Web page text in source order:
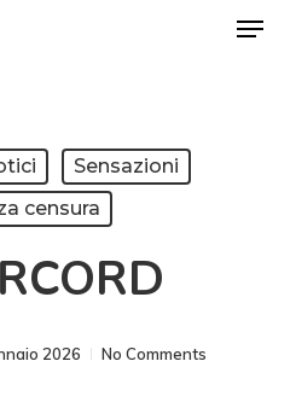
Menu
Sensazioni
censura
2026 No Comments